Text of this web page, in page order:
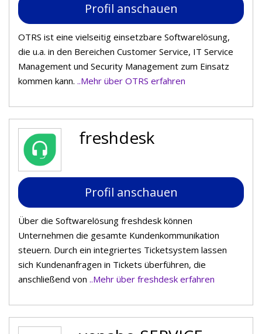
Profil anschauen
OTRS ist eine vielseitig einsetzbare Softwarelösung,
die u.a. in den Bereichen Customer Service, IT Service
Management und Security Management zum Einsatz
kommen kann. ..Mehr über OTRS erfahren
freshdesk
Profil anschauen
Über die Softwarelösung freshdesk können
Unternehmen die gesamte Kundenkommunikation
steuern. Durch ein integriertes Ticketsystem lassen
sich Kundenanfragen in Tickets überführen, die
anschließend von ..Mehr über freshdesk erfahren